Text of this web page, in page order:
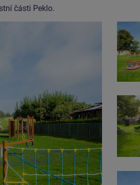
části Peklo.